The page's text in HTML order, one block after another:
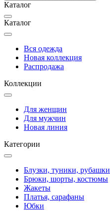
Каталог
Каталог
Вся одежда
Новая коллекция
Распродажа
Коллекции
Для женщин
Для мужчин
Новая линия
Категории
Блузки, туники, рубашки
Брюки, шорты, костюмы
Жакеты
Платья, сарафаны
Юбки